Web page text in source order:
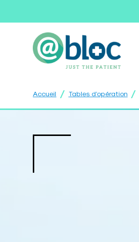
Accueil / Tables d’opération /